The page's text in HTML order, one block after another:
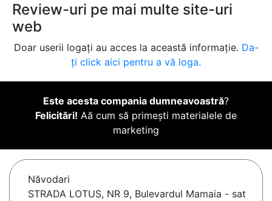
Review-uri pe mai multe site-uri
web
Doar userii logați au acces la această informație. Da-
ți click aici pentru a vă loga.
Este acesta compania dumneavoastră?
Felicitări! Aă cum să primești materialele de
marketing
Năvodari
STRADA LOTUS, NR 9, Bulevardul Mamaia - sat